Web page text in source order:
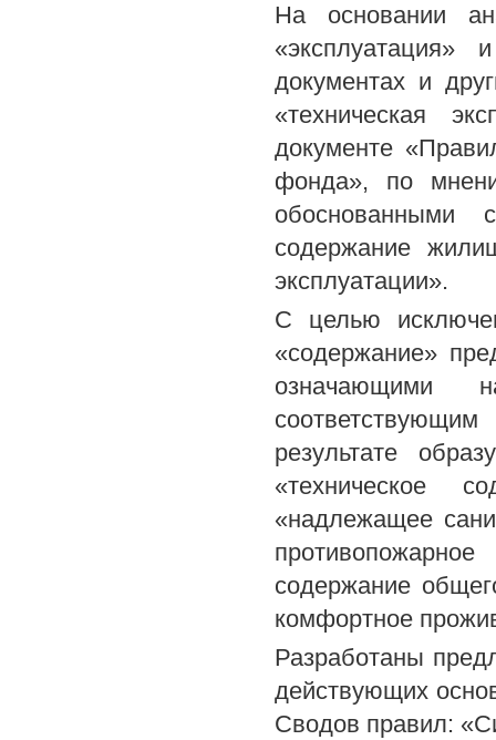
На основании
документах и
«техническая
документе
фонда», по
обоснованными
содержание
эксплуатации».
С целью
«содержание»
означающими
результате
«техническое
«надлежащее
содержание
комфортное
Разработаны
действующих
Сводов правил: